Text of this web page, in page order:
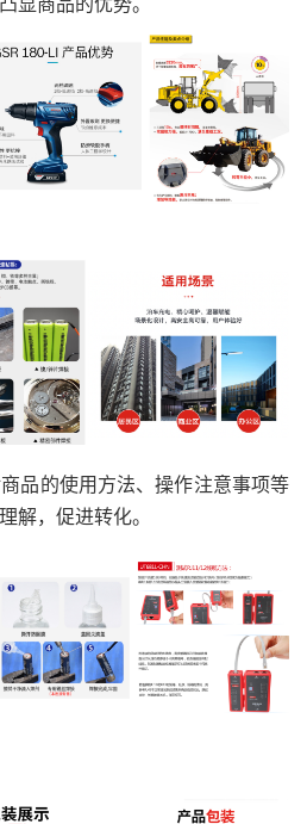
品的使用方法、操作注意事项等
解，促进转化。